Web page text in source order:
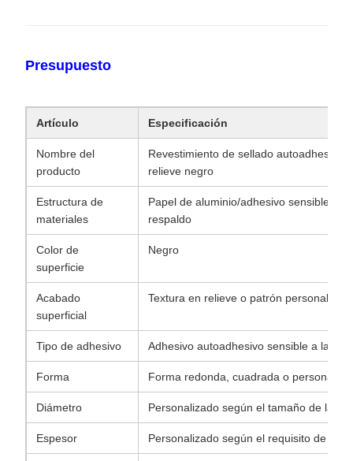
Presupuesto
Artículo Especificación
Nombre del
producto
Revestimiento de sellado autoadhesivo
relieve negro
Estructura de
materiales
Papel de aluminio/adhesivo sensible a
respaldo
Color de
superficie
Negro
Acabado
superficial
Textura en relieve o patrón
Tipo de adhesivo Adhesivo autoadhesivo sensible a la
Forma Forma redonda, cuadrada o
Diámetro Personalizado según el tamaño de la
Espesor Personalizado según el requisito de